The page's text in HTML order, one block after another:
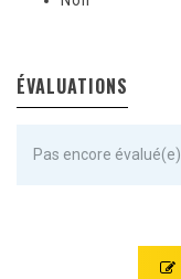
ÉVALUATIONS
Pas encore évalué(e)